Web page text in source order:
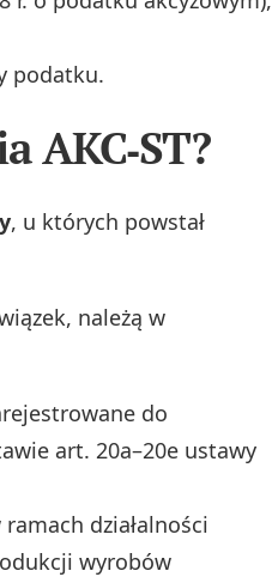
podatku.
AKC‑ST?
, u których powstał
należą w
do
art. 20a–20e ustawy
działalności
wyrobów